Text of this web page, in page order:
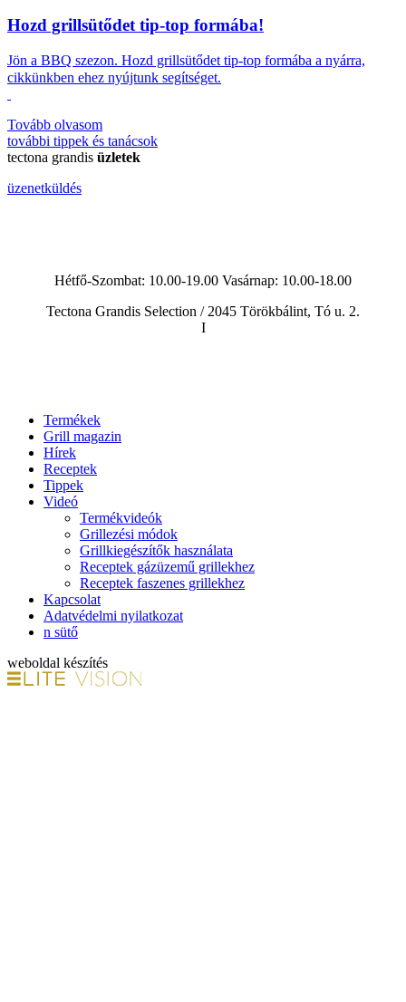
Hozd grillsütődet tip-top formába!
Jön a BBQ szezon. Hozd grillsütődet tip-top formába a nyárra,
cikkünkben ehez nyújtunk segítséget.
Tovább olvasom
további tippek és tanácsok
tectona grandis üzletek
üzenetküldés
Hétfő-Szombat: 10.00-19.00 Vasárnap: 10.00-18.00
Tectona Grandis Selection / 2045 Törökbálint, Tó u. 2.
I
Termékek
Grill magazin
Hírek
Receptek
Tippek
Videó
Termékvideók
Grillezési módok
Grillkiegészítők használata
Receptek gázüzemű grillekhez
Receptek faszenes grillekhez
Kapcsolat
Adatvédelmi nyilatkozat
n sütő
weboldal készítés